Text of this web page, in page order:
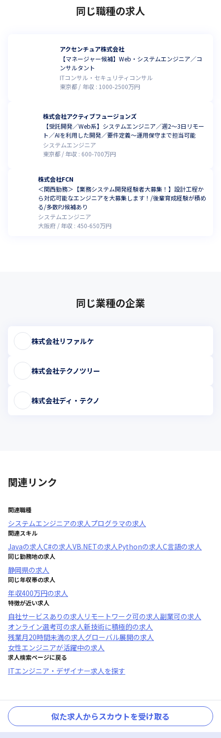
同じ職種の求人
アクセンチュア株式会社
【マネージャー候補】Web・システムエンジニア／コ
ンサルタント
ITコンサル・セキュリティコンサル
東京都
年収 : 1000-2500万円
株式会社アクティブフュージョンズ
【受託開発／Web系】システムエンジニア／週2～3日リモー
ト／AIを利用した開発／要件定義～運用保守まで担当可能
システムエンジニア
東京都
年収 : 600-700万円
株式会社FCN
＜関西勤務＞【業務システム開発経験者大募集！】設計工程か
ら対応可能なエンジニアを大募集します！/後輩育成経験が積め
る/多数PJ候補あり
システムエンジニア
大阪府
年収 : 450-650万円
同じ業種の企業
株式会社リファルケ
株式会社テクノツリー
株式会社ディ・テクノ
関連リンク
関連職種
システムエンジニアの求人プログラマの求人
関連スキル
Javaの求人C#の求人VB.NETの求人Pythonの求人C言語の求人
同じ勤務地の求人
静岡県の求人
同じ年収帯の求人
年収400万円の求人
特徴が近い求人
自社サービスあり の求人 リモートワーク可の求人副業可の求人
オンライン選考可の求人新技術に積極的の求人
残業月20時間未満の求人グローバル展開の求人
女性エンジニアが活躍中の求人
求人検索ページに戻る
ITエンジニア・デザイナー求人を探す
似た求人からスカウトを受け取る